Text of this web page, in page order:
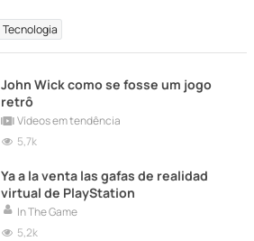
Tecnologia
John Wick como se fosse um jogo
retrô
Vídeos em tendência
5,7k
Ya a la venta las gafas de realidad
virtual de PlayStation
In The Game
5,2k